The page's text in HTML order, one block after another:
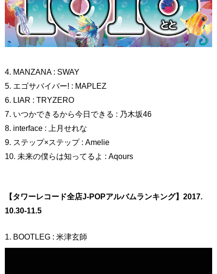
4. MANZANA : SWAY
5. エゴサバイバー! : MAPLEZ
6. LIAR : TRYZERO
7. いつかできるから今日できる : 乃木坂46
8. interface : 上月せれな
9. ステップ×ステップ : Amelie
10. 未来の僕らは知ってるよ : Aqours
【タワーレコード全店J-POPアルバムランキング】2017.
10.30-11.5
1. BOOTLEG : 米津玄師